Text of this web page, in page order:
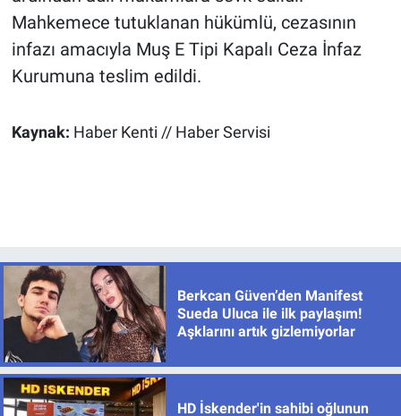
Mahkemece tutuklanan hükümlü, cezasının
infazı amacıyla Muş E Tipi Kapalı Ceza İnfaz
Kurumuna teslim edildi.
Kaynak: Haber Kenti // Haber Servisi
Berkcan Güven’den Manifest
Sueda Uluca ile ilk paylaşım!
Aşklarını artık gizlemiyorlar
HD İskender'in sahibi oğlunun